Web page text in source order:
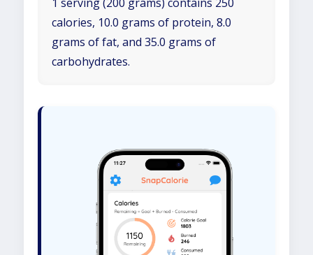
calories, 10.0 grams of protein, 8.0
grams of fat, and 35.0 grams of
carbohydrates.